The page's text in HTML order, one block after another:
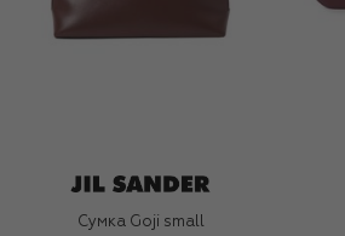
Сумка Goji small